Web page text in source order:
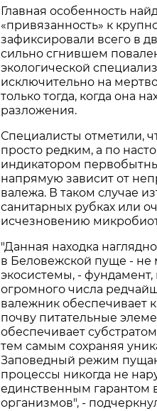
Главная особенность
«привязанность» к
зафиксировали всего в
сильно сгнившем
экологической
исключительно на
только тогда, когда она
разложения.
Специалисты отметили,
просто редким, а по
индикатором
напрямую зависит от
валежа. В таком случае
санитарных рубках или
исчезновению
"Данная находка
в Беловежской пуще - не
экосистемы, -
огромного числа
валежник обеспечивает
почву питательные
обеспечивает
тем самым сохраняя
Заповедный режим
процессы никогда не
единственным гарантом
организмов", -